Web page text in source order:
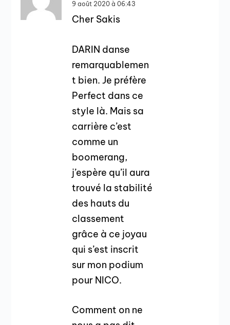
9 août 2020 à 06:43
Cher Sakis
DARIN danse
remarquablemen
t bien. Je préfère
Perfect dans ce
style là. Mais sa
carrière c’est
comme un
boomerang,
j’espère qu’il aura
trouvé la stabilité
des hauts du
classement
grâce à ce joyau
qui s’est inscrit
sur mon podium
pour NICO.
Comment on ne